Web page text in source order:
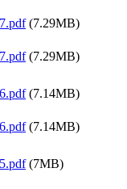
(7.29MB)
(7.29MB)
(7.14MB)
(7.14MB)
(7MB)